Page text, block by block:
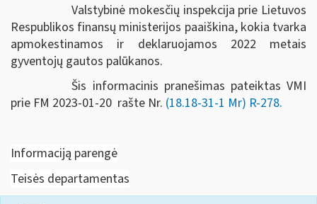
Valstybinė mokesčių inspekcija prie Lietuvos
Respublikos finansų ministerijos paaiškina, kokia tvarka
apmokestinamos ir deklaruojamos 2022 metais
gyventojų gautos palūkanos.
Šis informacinis pranešimas pateiktas VMI
prie FM 2023-01-20 rašte Nr. (18.18-31-1 Mr) R-278.
Informaciją parengė
Teisės departamentas